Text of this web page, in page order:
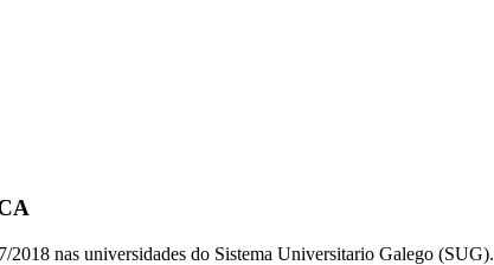
nas universidades do Sistema Universitario Galego (SUG).